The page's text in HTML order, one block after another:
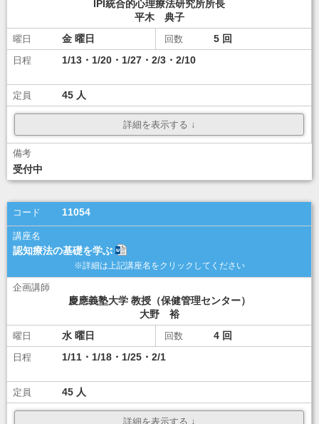
IPI統合的心理療法研究所所長
平木 典子
金
5
1/13・1/20・1/27・2/3・2/10
45
講座選択
受付中
11054
認知療法の基礎を学ぶ
慶應義塾大学 教授（保健管理センター）
大野 裕
水
4
1/11・1/18・1/25・2/1
45